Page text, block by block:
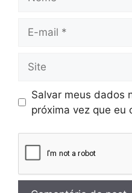
Salvar meus dados
próxima vez que eu